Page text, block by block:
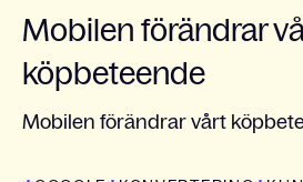
Mobilen förändrar
köpbeteende
Mobilen förändrar vårt